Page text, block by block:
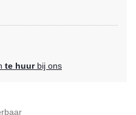
te huurbij ons